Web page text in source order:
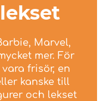
Marvel,
mer. För
frisör, en
kanske till
och lekset